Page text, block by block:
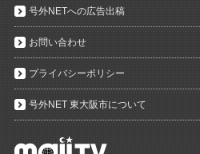
号外NETへの広告出稿
お問い合わせ
プライバシーポリシー
号外NET 東大阪市について